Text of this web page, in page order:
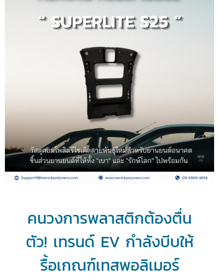
คนวงการพลาสติกต้องตื่น
ตัว! เทรนด์ EV กำลังบีบให้
รื้อเกณฑ์เทสพอลิเมอร์